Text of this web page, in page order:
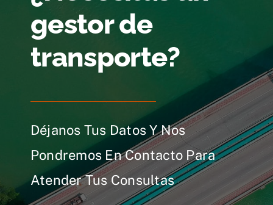
gestor de
transporte?
Déjanos Tus Datos Y Nos
Pondremos En Contacto Para
Atender Tus Consultas